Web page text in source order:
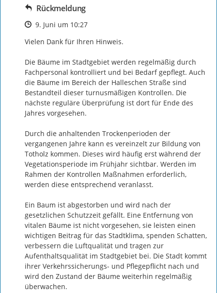
Rückmeldung
Zeitpunkt des Erstellens
9. Juni um 10:27
Vielen Dank für Ihren Hinweis.
Die Bäume im Stadtgebiet werden regelmäßig durch
Fachpersonal kontrolliert und bei Bedarf gepflegt. Auch
die Bäume im Bereich der Halleschen Straße sind
Bestandteil dieser turnusmäßigen Kontrollen. Die
nächste reguläre Überprüfung ist dort für Ende des
Jahres vorgesehen.
Durch die anhaltenden Trockenperioden der
vergangenen Jahre kann es vereinzelt zur Bildung von
Totholz kommen. Dieses wird häufig erst während der
Vegetationsperiode im Frühjahr sichtbar. Werden im
Rahmen der Kontrollen Maßnahmen erforderlich,
werden diese entsprechend veranlasst.
Ein Baum ist abgestorben und wird nach der
gesetzlichen Schutzzeit gefällt. Eine Entfernung von
vitalen Bäume ist nicht vorgesehen, sie leisten einen
wichtigen Beitrag für das Stadtklima, spenden Schatten,
verbessern die Luftqualität und tragen zur
Aufenthaltsqualität im Stadtgebiet bei. Die Stadt kommt
ihrer Verkehrssicherungs- und Pflegepflicht nach und
wird den Zustand der Bäume weiterhin regelmäßig
überwachen.